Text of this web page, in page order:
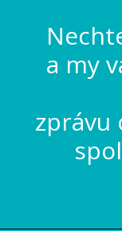
a my
zprávu